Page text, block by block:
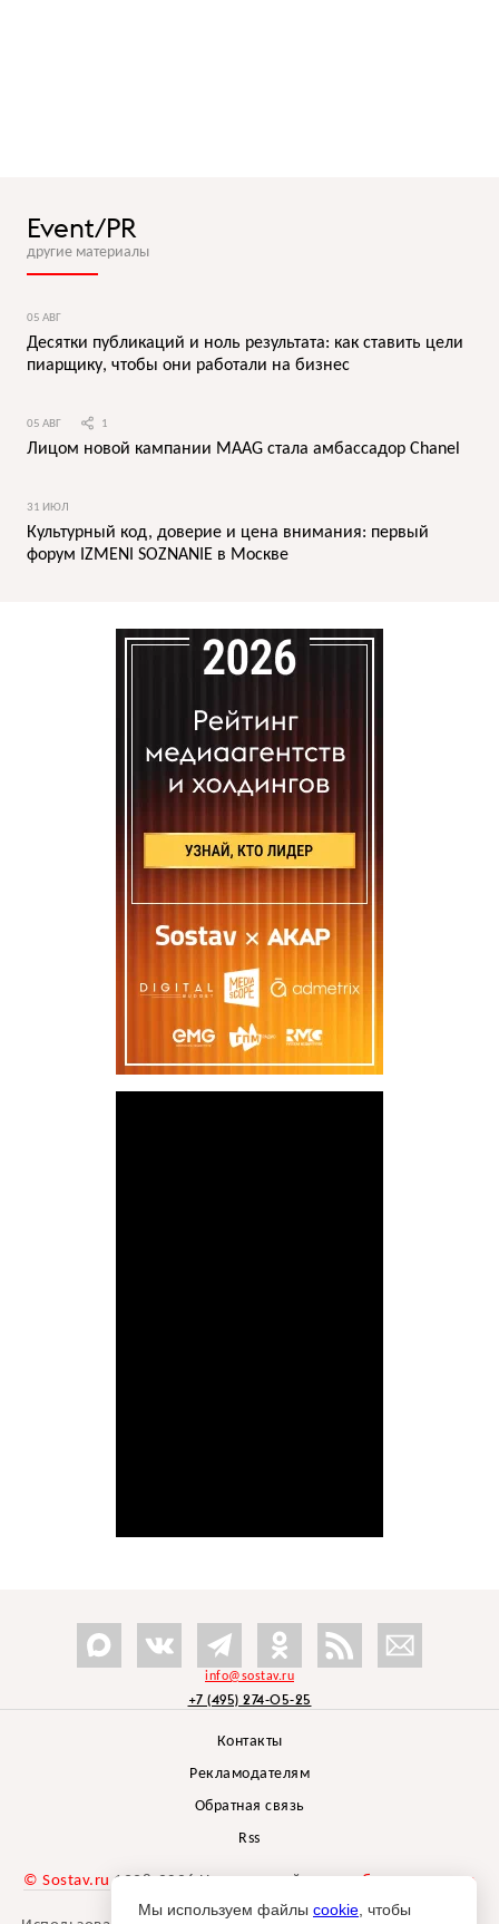
Event/PR
другие материалы
05 АВГ
Десятки публикаций и ноль результата: как ставить цели
пиарщику, чтобы они работали на бизнес
05 АВГ 1
Лицом новой кампании MAAG стала амбассадор Chanel
31 ИЮЛ
Культурный код, доверие и цена внимания: первый
форум IZMENI SOZNANIE в Москве
info@sostav.ru
+7 (495) 274-05-25
Контакты
Рекламодателям
Обратная связь
Rss
© Sostav.ru 1998-2026 Независимый проектбрендингового
агентства Depot
Мы используем файлы cookie , чтобы